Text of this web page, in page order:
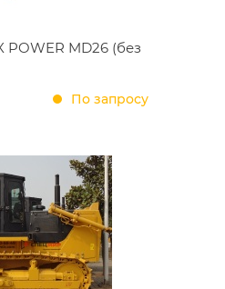
POWER MD26 (без
По запросу